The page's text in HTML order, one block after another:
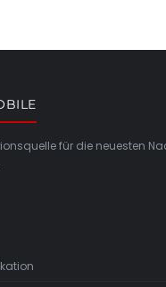
für die neuesten